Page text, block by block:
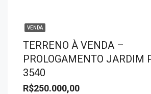
VENDA
TERRENO À VENDA –
PROLOGAMENTO JARDIM
3540
R$250.000,00